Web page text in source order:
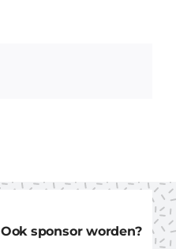
Ook sponsor worden?